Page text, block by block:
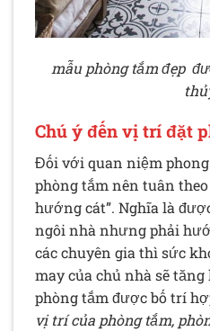
mẫu phòng tắm đẹp
Chú ý đến vị trí đặt
Đối với quan niệm
phòng tắm nên tuân
hướng cát”. Nghĩa là
ngôi nhà nhưng phải
các chuyên gia thì sức
may của chủ nhà sẽ
phòng tắm được bố trí
vị trí của phòng tắm,